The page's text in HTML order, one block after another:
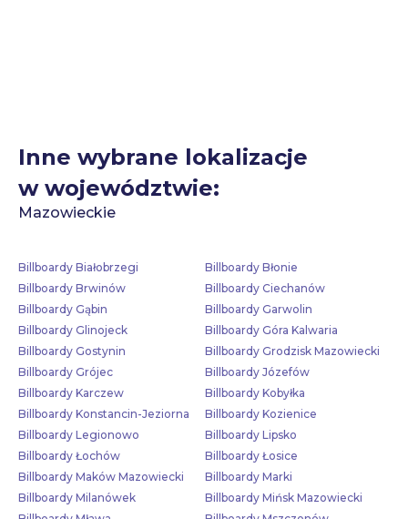
Inne wybrane lokalizacje
w województwie:
Mazowieckie
Billboardy Białobrzegi
Billboardy Błonie
Billboardy Brwinów
Billboardy Ciechanów
Billboardy Gąbin
Billboardy Garwolin
Billboardy Glinojeck
Billboardy Góra Kalwaria
Billboardy Gostynin
Billboardy Grodzisk Mazowiecki
Billboardy Grójec
Billboardy Józefów
Billboardy Karczew
Billboardy Kobyłka
Billboardy Konstancin-Jeziorna
Billboardy Kozienice
Billboardy Legionowo
Billboardy Lipsko
Billboardy Łochów
Billboardy Łosice
Billboardy Maków Mazowiecki
Billboardy Marki
Billboardy Milanówek
Billboardy Mińsk Mazowiecki